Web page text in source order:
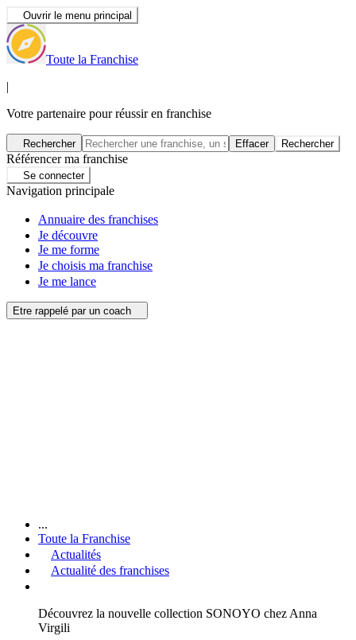
Ouvrir le menu principal
Toute la Franchise
|
Votre partenaire pour réussir en franchise
Rechercher Effacer Rechercher
Référencer ma franchise
Se connecter
Navigation principale
Annuaire des franchises
Je découvre
Je me forme
Je choisis ma franchise
Je me lance
Etre rappelé par un coach
...
Toute la Franchise
Actualités
Actualité des franchises
Découvrez la nouvelle collection SONOYO chez Anna
Virgili